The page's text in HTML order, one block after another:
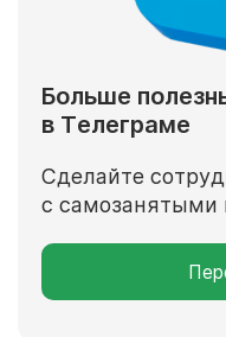
Больше
в Телеграме
Сделайте
с самозанятыми